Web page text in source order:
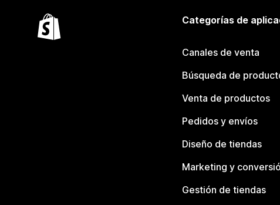
Categorías de
Canales de venta
Búsqueda de
Venta de productos
Pedidos y envíos
Diseño de tiendas
Marketing y
Gestión de tiendas